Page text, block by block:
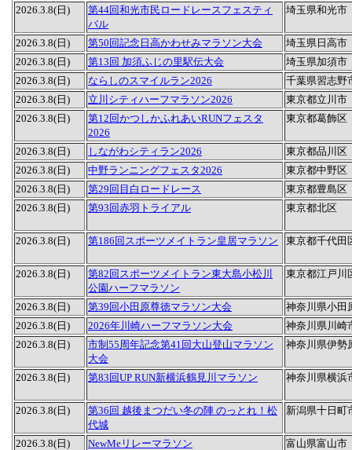
2026.3.8(日)
第44回和光市民ロードレースフェスティ
バル
埼玉県和光市
2026.3.8(日) 第50回記念日高かわせみマラソン大会
埼玉県日高市
2026.3.8(日)
第13回 加須ふじの里駅伝大会
埼玉県加須市
2026.3.8(日)
ならしのスマイルラン2026
千葉県習志野
2026.3.8(日)
立川シティハーフマラソン2026
東京都立川市
2026.3.8(日)
第12回かつしかふれあいRUNフェスタ
2026
東京都葛飾区
2026.3.8(日) しながわシティラン2026
東京都品川区
2026.3.8(日)
中野ランニングフェスタ2026
東京都中野区
2026.3.8(日)
第29回目白ロードレース
東京都豊島区
2026.3.8(日)
第93回赤羽トライアル 東京都北区
2026.3.8(日) 第186回スポーツメイトラン皇居マラソン 東京都千代田
2026.3.8(日)
第82回スポーツメイトラン東大島小松川
公園ハーフマラソン
東京都江戸川
2026.3.8(日) 第39回小田原尊徳マラソン大会
神奈川県小田
2026.3.8(日)
2026年川崎ハーフマラソン大会
神奈川県川崎
2026.3.8(日)
市制55周年記念第41回大山登山マラソン
大会
神奈川県伊勢
2026.3.8(日) 第83回UP RUN新横浜鶴見川マラソン 神奈川県横浜
2026.3.8(日)
第36回 越後まつだい冬の陣 のっとれ！松
代城
新潟県十日町
2026.3.8(日) NewMeリレーマラソン
富山県富山市